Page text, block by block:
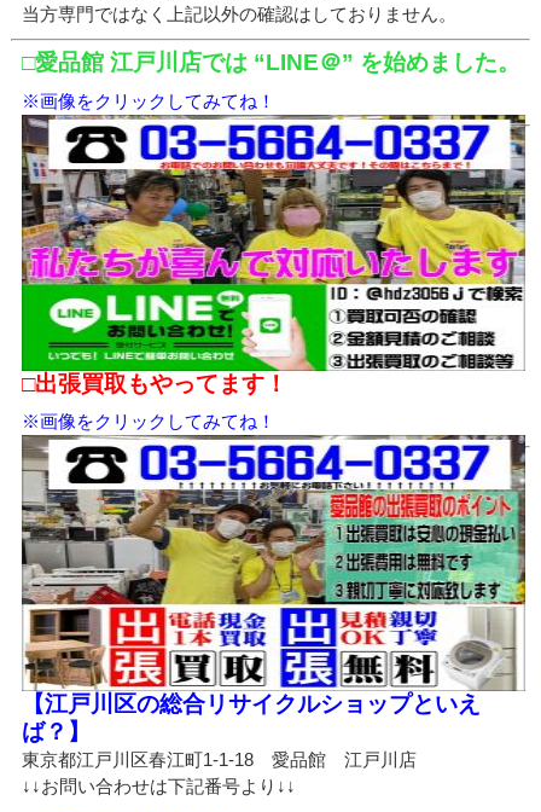
当方専門ではなく上記以外の確認はしておりません。
□愛品館 江戸川店では “LINE＠” を始めました。
※画像をクリックしてみてね！
□出張買取もやってます！
※画像をクリックしてみてね！
【江戸川区の総合リサイクルショップといえ
ば？】
東京都江戸川区春江町1-1-18 愛品館 江戸川店
↓↓お問い合わせは下記番号より↓↓